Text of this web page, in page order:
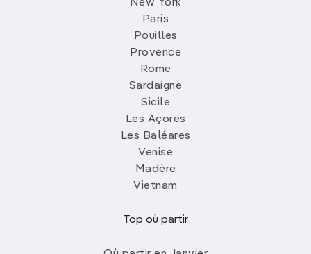
New York
Paris
Pouilles
Provence
Rome
Sardaigne
Sicile
Les Açores
Les Baléares
Venise
Madère
Vietnam
Top où partir